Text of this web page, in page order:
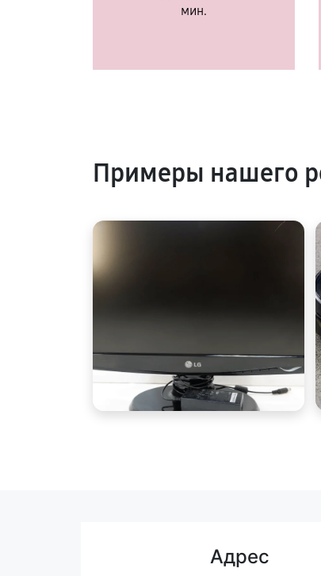
мин.
Примеры нашего
Адрес